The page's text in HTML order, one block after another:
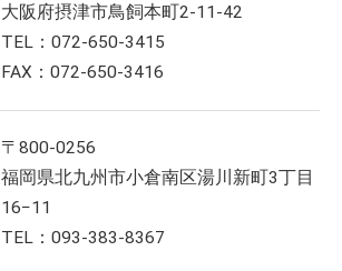
大阪府摂津市鳥飼本町2-11-42
TEL：072-650-3415
FAX：072-650-3416
〒800-0256
福岡県北九州市小倉南区湯川新町3丁目
16−11
TEL：093-383-8367